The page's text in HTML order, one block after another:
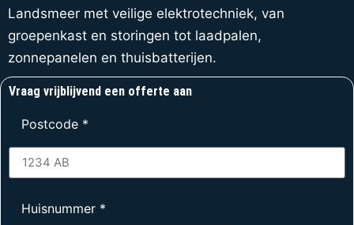
Landsmeer met veilige elektrotechniek, van
groepenkast en storingen tot laadpalen,
zonnepanelen en thuisbatterijen.
Vraag vrijblijvend een offerte aan
Postcode *
Huisnummer *